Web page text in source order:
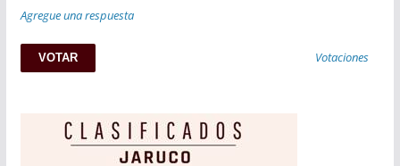
Agregue una respuesta
Votaciones